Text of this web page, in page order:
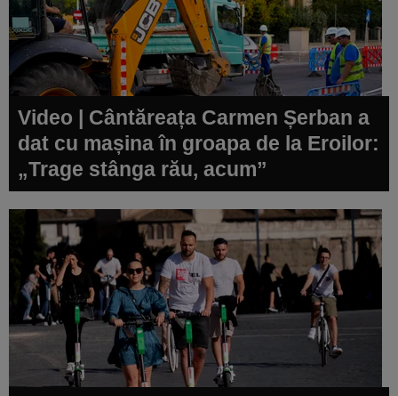
Video | Cântăreața Carmen Șerban a
dat cu mașina în groapa de la Eroilor:
„Trage stânga rău, acum”